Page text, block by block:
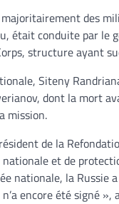
des
était conduite par le
structure ayant
Siteny
dont la mort
mission.
de la
et de
nationale, la
encore été signé